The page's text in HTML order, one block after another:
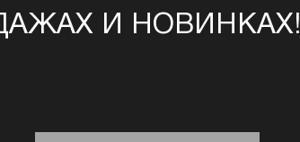
И НОВИНКАХ!